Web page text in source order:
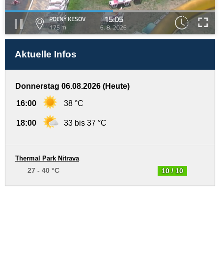
POĽNÝ KESOV
175 m
15:05
6. 8. 2026
Aktuelle Infos
Donnerstag 06.08.2026 (Heute)
16:00 38 °C
18:00 33 bis 37 °C
10 / 10
Thermal Park Nitrava
27 - 40 °C